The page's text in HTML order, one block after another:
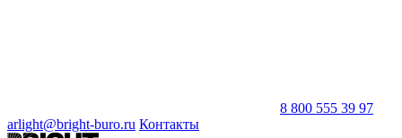
8 800 555 39 97
arlight@bright-buro.ru Контакты